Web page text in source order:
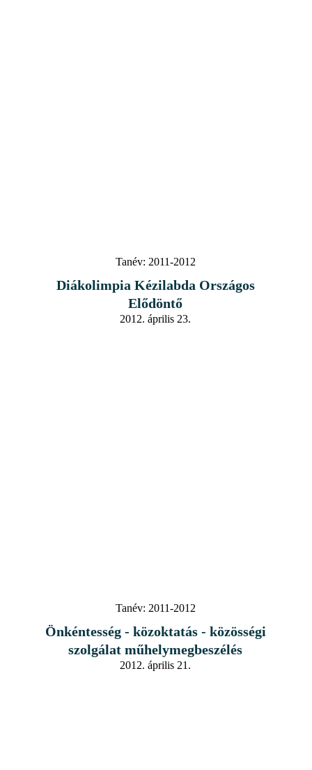
Tanév: 2011-2012
Diákolimpia Kézilabda Országos
Elődöntő
2012. április 23.
Tanév: 2011-2012
Önkéntesség - közoktatás - közösségi
szolgálat műhelymegbeszélés
2012. április 21.